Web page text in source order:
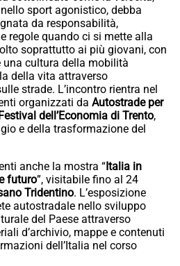
sport agonistico, debba
da responsabilità,
regole quando ci si mette alla
soprattutto ai più giovani, con
una cultura della mobilità
della vita attraverso
strade. L’incontro rientra nel
organizzati da Autostrade per
dell’Economia di Trento,
e della trasformazione del
anche la mostra “Italia in
futuro”, visitabile fino al 24
Tridentino. L’esposizione
autostradale nello sviluppo
del Paese attraverso
d’archivio, mappe e contenuti
dell’Italia nel corso